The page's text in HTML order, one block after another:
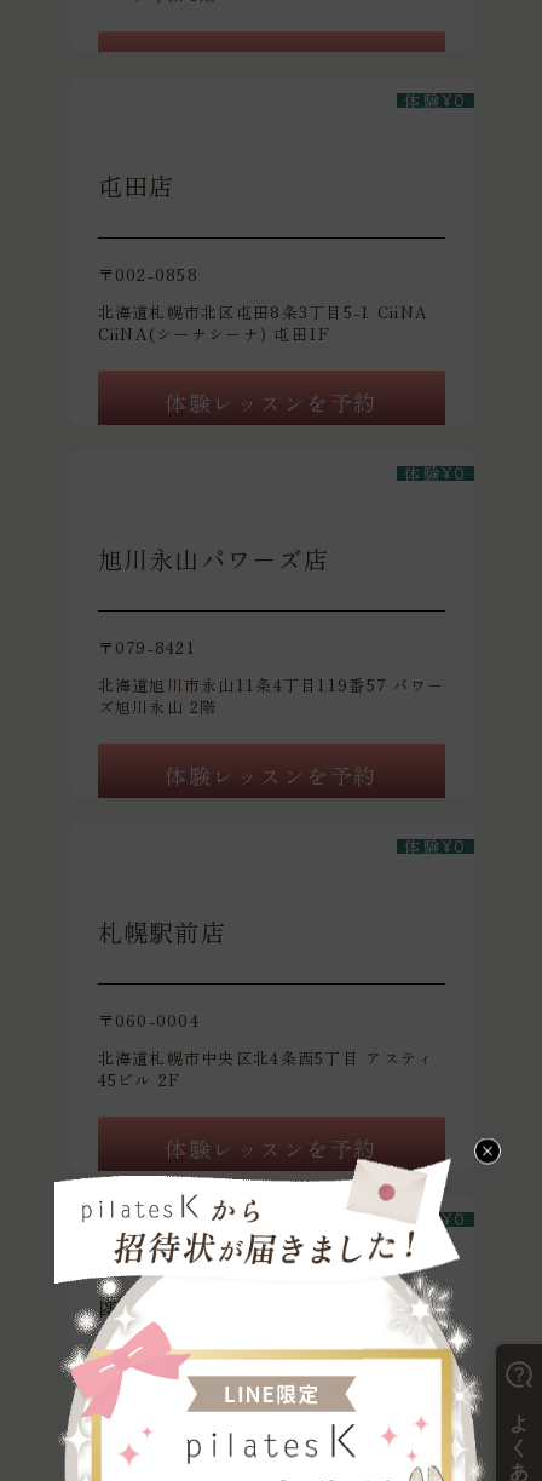
体験レッスンを予約
体験¥0
屯田店
〒002-0858
北海道札幌市北区屯田8条3丁目5-1 CiiNA
CiiNA(シーナシーナ) 屯田1F
体験レッスンを予約
体験¥0
旭川永山パワーズ店
〒079-8421
北海道旭川市永山11条4丁目119番57 パワー
ズ旭川永山 2階
体験レッスンを予約
体験¥0
札幌駅前店
〒060-0004
北海道札幌市中央区北4条西5丁目 アスティ
45ビル 2F
体験レッスンを予約
体験¥0
函館店
〒041-0806
北海道函館市美原1丁目7-1 MEGAドン・キ
ホーテ函館店 地下1階